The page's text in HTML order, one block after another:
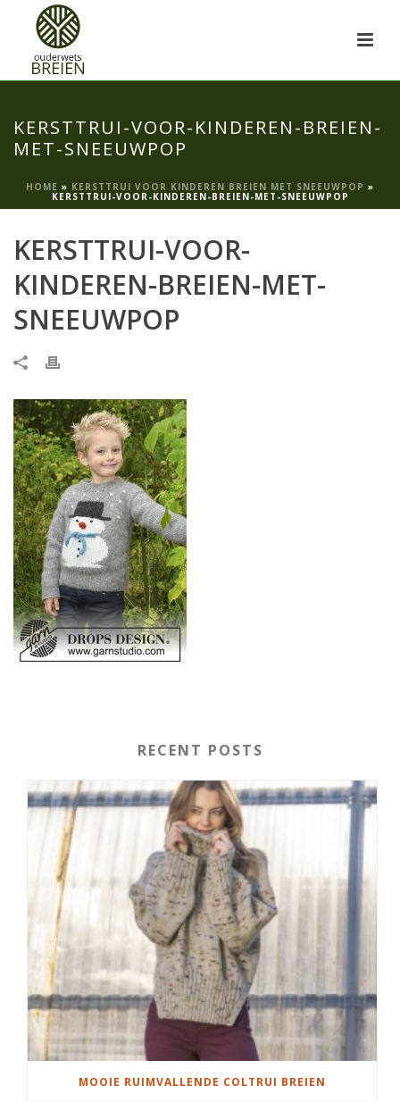
KERSTTRUI-VOOR-KINDEREN-BREIEN-
MET-SNEEUWPOP
HOME » KERSTTRUI VOOR KINDEREN BREIEN MET SNEEUWPOP »
KERSTTRUI-VOOR-KINDEREN-BREIEN-MET-SNEEUWPOP
KERSTTRUI-VOOR-
KINDEREN-BREIEN-MET-
SNEEUWPOP
RECENT POSTS
MOOIE RUIMVALLENDE COLTRUI BREIEN